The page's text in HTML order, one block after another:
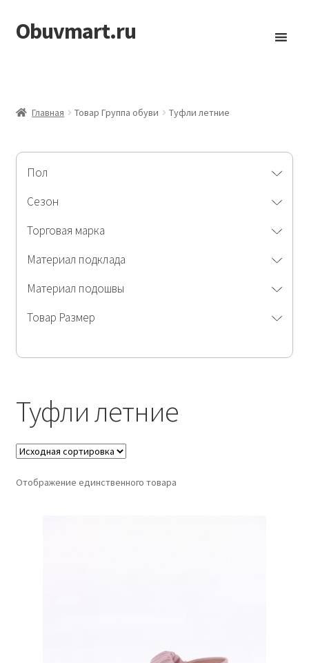
Перейти
к
Перейти
к
Obuvmart.ru
Главная Товар Группа обуви Туфли летние
Туфли летние
Отображение единственного товара
Пол
Сезон
Торговая марка
Материал подклада
Материал подошвы
Товар Размер